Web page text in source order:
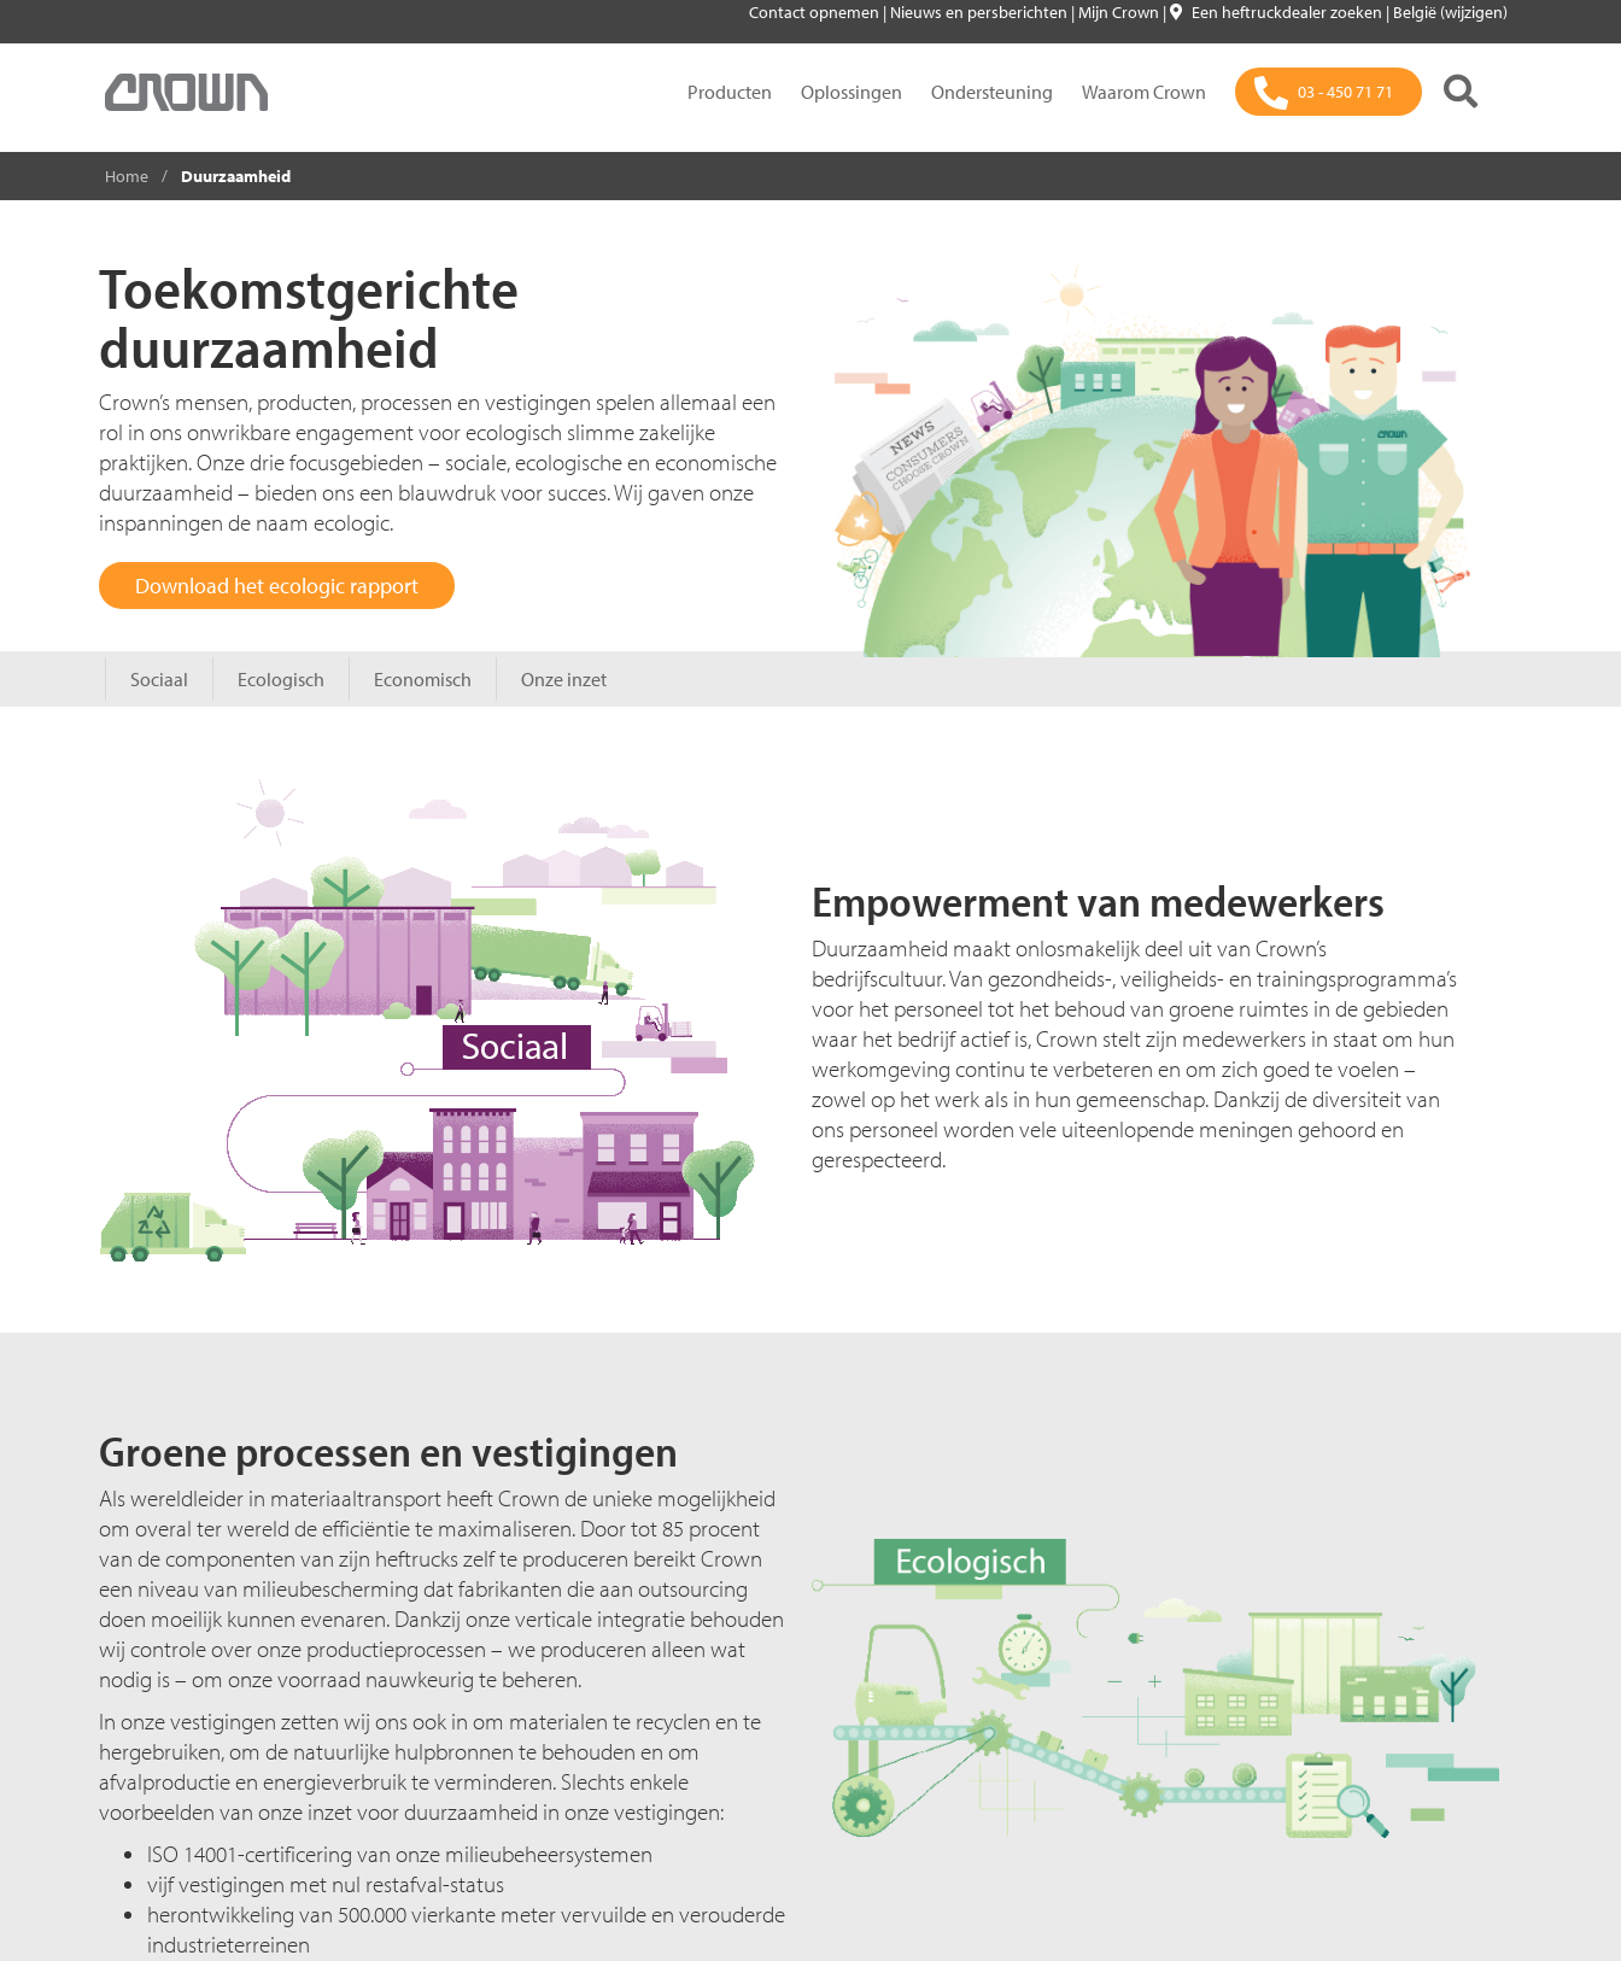
Contact opnemen | Nieuws en persberichten |Mijn Crown | Een heftruckdealer zoeken | België (wijzigen)
Producten Oplossingen Ondersteuning Waarom Crown 03 - 450 71 71
Home Duurzaamheid
Toekomstgerichte
duurzaamheid
Crown’s mensen, producten, processen en vestigingen spelen allemaal een
rol in ons onwrikbare engagement voor ecologisch slimme zakelijke
praktijken. Onze drie focusgebieden – sociale, ecologische en economische
duurzaamheid – bieden ons een blauwdruk voor succes. Wij gaven onze
inspanningen de naam ecologic.
Download het ecologic rapport
Sociaal Ecologisch Economisch Onze inzet
Empowerment van medewerkers
Duurzaamheid maakt onlosmakelijk deel uit van Crown’s
bedrijfscultuur. Van gezondheids-, veiligheids- en trainingsprogramma’s
voor het personeel tot het behoud van groene ruimtes in de gebieden
waar het bedrijf actief is, Crown stelt zijn medewerkers in staat om hun
werkomgeving continu te verbeteren en om zich goed te voelen –
zowel op het werk als in hun gemeenschap. Dankzij de diversiteit van
ons personeel worden vele uiteenlopende meningen gehoord en
gerespecteerd.
Groene processen en vestigingen
Als wereldleider in materiaaltransport heeft Crown de unieke mogelijkheid
om overal ter wereld de efficiëntie te maximaliseren. Door tot 85 procent
van de componenten van zijn heftrucks zelf te produceren bereikt Crown
een niveau van milieubescherming dat fabrikanten die aan outsourcing
doen moeilijk kunnen evenaren. Dankzij onze verticale integratie behouden
wij controle over onze productieprocessen – we produceren alleen wat
nodig is – om onze voorraad nauwkeurig te beheren.
In onze vestigingen zetten wij ons ook in om materialen te recyclen en te
hergebruiken, om de natuurlijke hulpbronnen te behouden en om
afvalproductie en energieverbruik te verminderen. Slechts enkele
voorbeelden van onze inzet voor duurzaamheid in onze vestigingen:
ISO 14001-certificering van onze milieubeheersystemen
vijf vestigingen met nul restafval-status
herontwikkeling van 500.000 vierkante meter vervuilde en verouderde
industrieterreinen